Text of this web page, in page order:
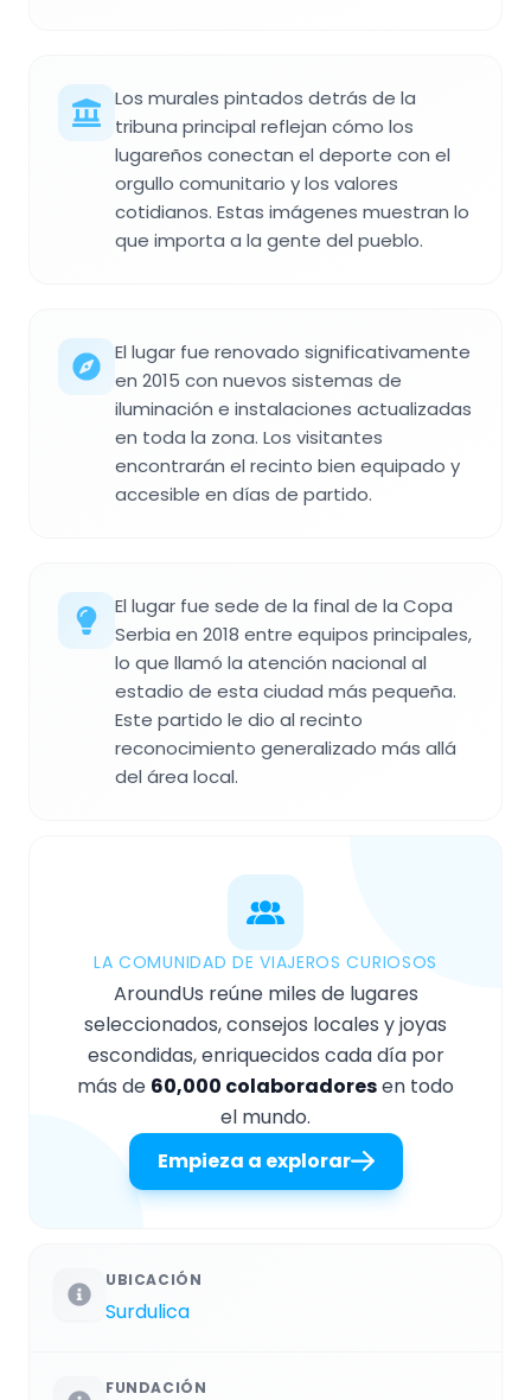
Los murales pintados detrás de la
tribuna principal reflejan cómo los
lugareños conectan el deporte con el
orgullo comunitario y los valores
cotidianos. Estas imágenes muestran lo
que importa a la gente del pueblo.
El lugar fue renovado significativamente
en 2015 con nuevos sistemas de
iluminación e instalaciones actualizadas
en toda la zona. Los visitantes
encontrarán el recinto bien equipado y
accesible en días de partido.
El lugar fue sede de la final de la Copa
Serbia en 2018 entre equipos principales,
lo que llamó la atención nacional al
estadio de esta ciudad más pequeña.
Este partido le dio al recinto
reconocimiento generalizado más allá
del área local.
LA COMUNIDAD DE VIAJEROS CURIOSOS
AroundUs reúne miles de lugares
seleccionados, consejos locales y joyas
escondidas, enriquecidos cada día por
más de 60,000 colaboradoresen todo
el mundo.
Empieza a explorar
UBICACIÓN
Surdulica
FUNDACIÓN